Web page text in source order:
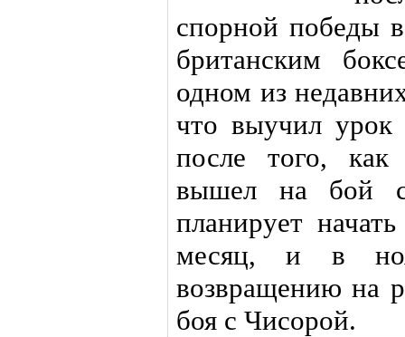
спорной победы
британским
одном из
что выучил урок
после того, как
вышел на бой с
планирует
месяц, и в
возвращению на
боя с Чисорой.